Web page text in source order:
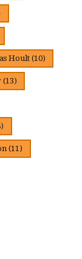
Hoult(10)
(13)
(11)